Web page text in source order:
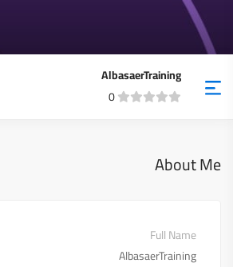
AlbasaerTraining
0
About Me
Full Name
AlbasaerTraining